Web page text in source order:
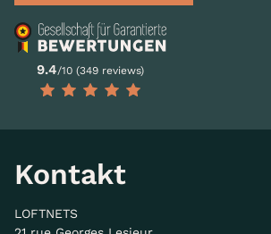
9.4/10 (349 reviews)
Kontakt
LOFTNETS